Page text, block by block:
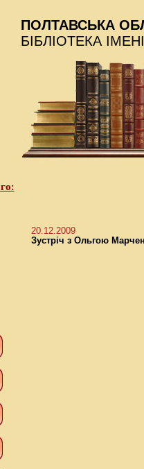
ПОЛТАВСЬКА
БІБЛІОТЕКА
20.12.2009
Зустріч з Ольгою